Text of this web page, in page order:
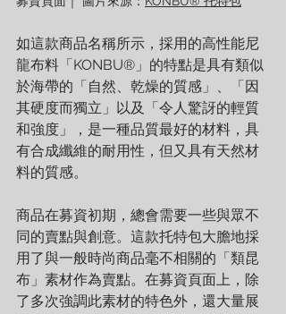
如這款商品名稱所示，採用的高性能尼
龍布料「KONBU®」的特點是具有類似
於海帶的「自然、乾燥的質感」、「因
其硬度而獨立」以及「令人驚訝的輕質
和強度」，是一種品質最好的材料，具
有合成纖維的耐用性，但又具有天然材
料的質感。
商品在募資初期，總會需要一些與眾不
同的賣點與創意。這款托特包大膽地採
用了與一般時尚商品毫不相關的「類昆
布」素材作為賣點。在募資頁面上，除
了多次強調此素材的特色外，還大量展